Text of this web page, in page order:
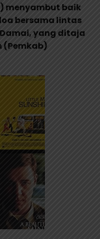
menyambut baik
bersama lintas
yang ditaja
(Pemkab)